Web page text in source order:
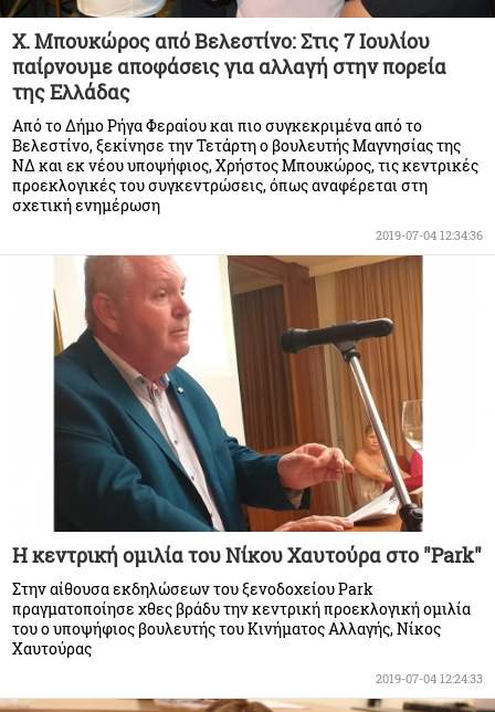
Χ. Μπουκώρος από Βελεστίνο: Στις 7 Ιουλίου
παίρνουμε αποφάσεις για αλλαγή στην πορεία
της Ελλάδας
Από το Δήμο Ρήγα Φεραίου και πιο συγκεκριμένα από το
Βελεστίνο, ξεκίνησε την Τετάρτη ο βουλευτής Μαγνησίας της
ΝΔ και εκ νέου υποψήφιος, Χρήστος Μπουκώρος, τις κεντρικές
προεκλογικές του συγκεντρώσεις, όπως αναφέρεται στη
σχετική ενημέρωση
2019-07-04 12:34:36
H κεντρική ομιλία του Νίκου Χαυτούρα στο "Park"
Στην αίθουσα εκδηλώσεων του ξενοδοχείου Park
πραγματοποίησε χθες βράδυ την κεντρική προεκλογική ομιλία
του ο υποψήφιος βουλευτής του Κινήματος Αλλαγής, Νίκος
Χαυτούρας
2019-07-04 12:24:33